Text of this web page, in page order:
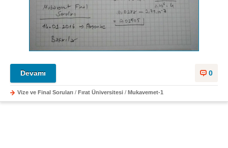
0
Devamı
Vize ve Final Soruları / Fırat Üniversitesi / Mukavemet-1